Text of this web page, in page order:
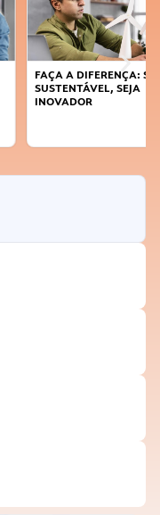
A DIFERENÇA: SEJA
SEJA